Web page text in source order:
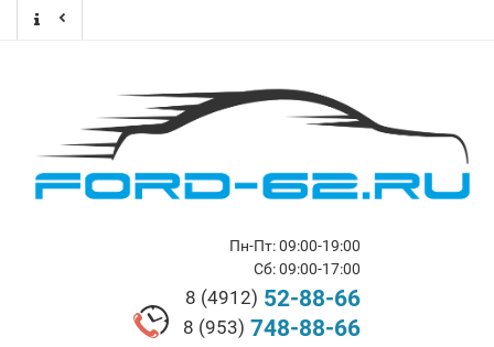
Пн-Пт: 09:00-19:00
Сб: 09:00-17:00
8 (4912) 52-88-66
8 (953) 748-88-66